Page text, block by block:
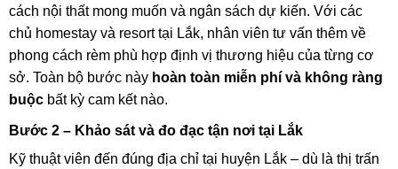
cách nội thất mong muốn và ngân sách dự kiến. Với các
chủ homestay và resort tại Lắk, nhân viên tư vấn thêm về
phong cách rèm phù hợp định vị thương hiệu của từng cơ
sở. Toàn bộ bước này hoàn toàn miễn phí và không ràng
buộc bất kỳ cam kết nào.
Bước 2 – Khảo sát và đo đạc tận nơi tại Lắk
Kỹ thuật viên đến đúng địa chỉ tại huyện Lắk – dù là thị trấn